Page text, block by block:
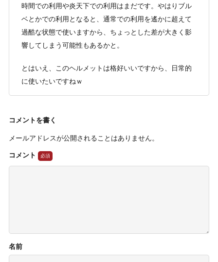
時間での利用や炎天下での利用はまだです。やはりブル
ベとかでの利用となると、通常での利用を遙かに超えて
過酷な状態で使いますから、ちょっとした差が大きく影
響してしまう可能性もあるかと。
とはいえ、このヘルメットは格好いいですから、日常的
に使いたいですねｗ
コメントを書く
メールアドレスが公開されることはありません。
コメント
名前